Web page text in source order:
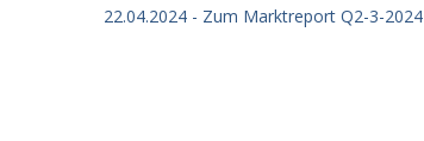
22.04.2024 - Zum Marktreport Q2-3-2024